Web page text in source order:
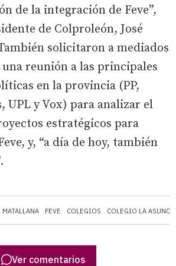
FEVE COLEGIOS COLEGIO LA
de la integración de Feve”,
de Colproleón, José
solicitaron a mediados
una reunión a las principales
en la provincia (PP,
UPL y Vox) para analizar el
estratégicos para
y, “a día de hoy, también
Ver comentarios